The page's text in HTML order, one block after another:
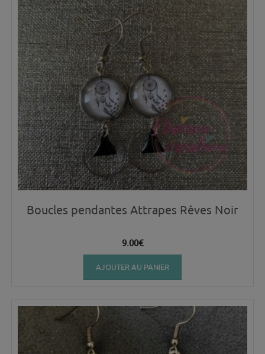
Boucles pendantes Attrapes Rêves Noir
9.00€
AJOUTER AU PANIER